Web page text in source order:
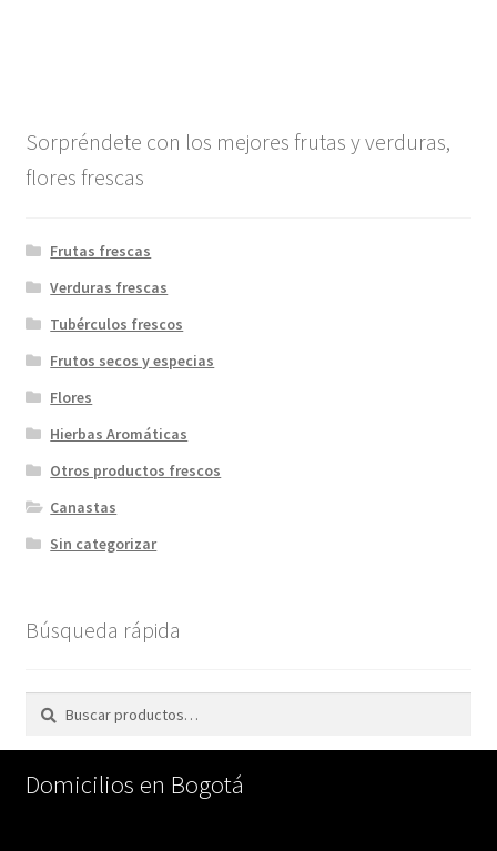
Sorpréndete con los mejores frutas y verduras,
flores frescas
Frutas frescas
Verduras frescas
Tubérculos frescos
Frutos secos y especias
Flores
Hierbas Aromáticas
Otros productos frescos
Canastas
Sin categorizar
Búsqueda rápida
Buscar
Buscar
Domicilios en Bogotá